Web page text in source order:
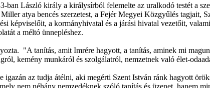
László király a királysírból felemelte az uralkodó testét a
atya bencés szerzetest, a Fejér Megyei Közgyűlés tagjait,
képviselőit, a kormányhivatal és a járási hivatal vezetőit,
a méltó ünnepléshez.
"A tanítás, amit Imrére hagyott, a tanítás, aminek mi
kemény munkáról és szolgálatról, nemzetnek való élet-
az tudja átélni, aki megérti Szent István ránk hagyott
nem néhány nemzedéknek szóló tanítás és üzenet, hanem